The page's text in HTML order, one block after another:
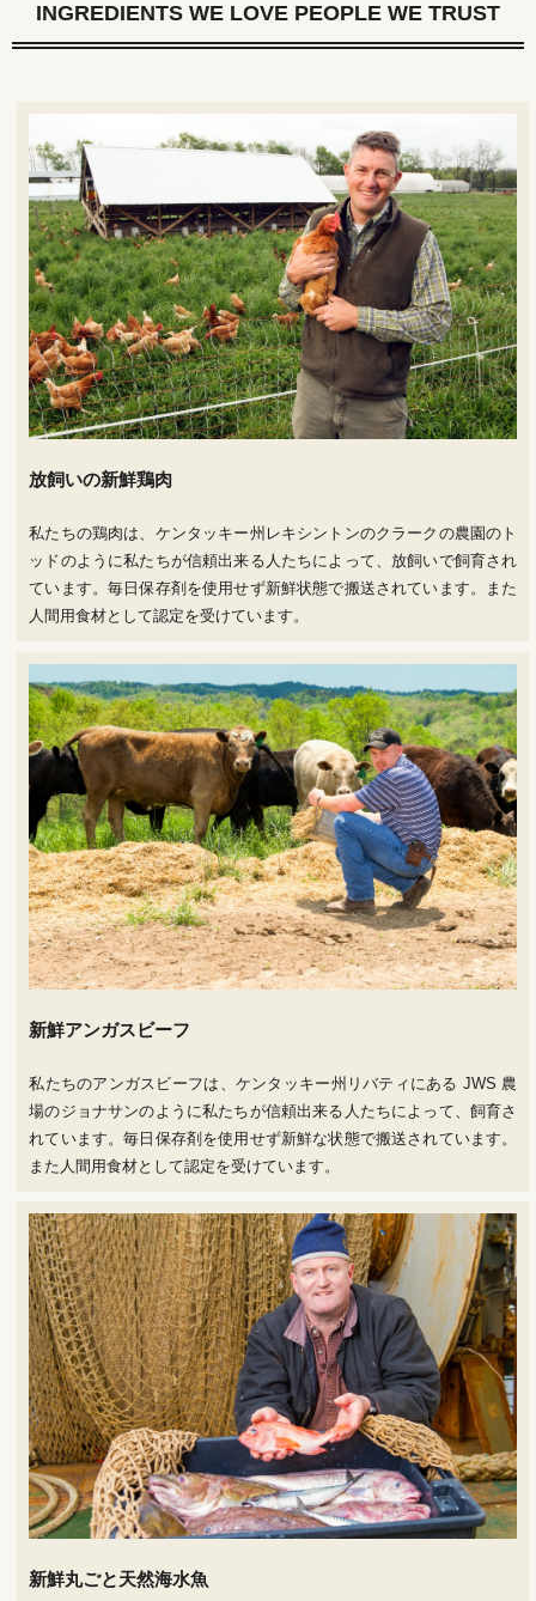
INGREDIENTS WE LOVE PEOPLE WE TRUST
放飼いの新鮮鶏肉
私たちの鶏肉は、ケンタッキー州レキシントンのクラークの農園のト
ッドのように私たちが信頼出来る人たちによって、放飼いで飼育され
ています。毎日保存剤を使用せず新鮮状態で搬送されています。また
人間用食材として認定を受けています。
新鮮アンガスビーフ
私たちのアンガスビーフは、ケンタッキー州リバティにある JWS 農
場のジョナサンのように私たちが信頼出来る人たちによって、飼育さ
れています。毎日保存剤を使用せず新鮮な状態で搬送されています。
また人間用食材として認定を受けています。
新鮮丸ごと天然海水魚